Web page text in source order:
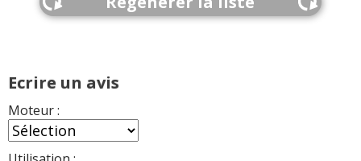
Ecrire un avis
Moteur :